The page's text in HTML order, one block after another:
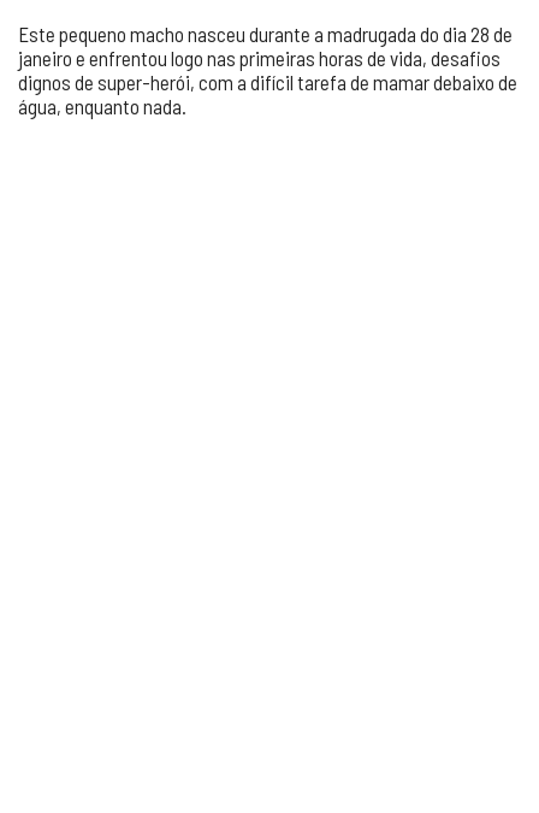
Este pequeno macho nasceu durante a madrugada do dia 28 de
janeiro e enfrentou logo nas primeiras horas de vida, desafios
dignos de super-herói, com a difícil tarefa de mamar debaixo de
água, enquanto nada.